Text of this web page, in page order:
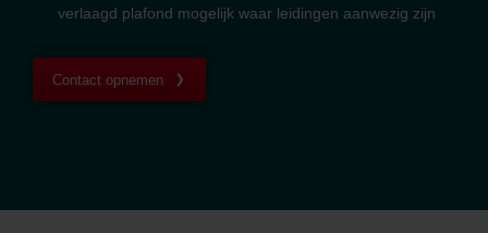
verlaagd plafond mogelijk waar leidingen aanwezig zijn
Contact opnemen